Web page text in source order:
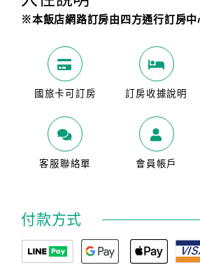
※本飯店網路訂房由四方通行訂房中
國旅卡可訂房 訂房收據說明
客服聯絡單 會員帳戶
付款方式